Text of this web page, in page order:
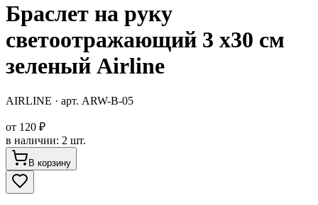
Браслет на руку
светоотражающий 3 х30 см
зеленый Airline
AIRLINE · арт. ARW-B-05
от 120 ₽
в наличии: 2 шт.
В корзину